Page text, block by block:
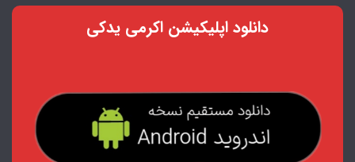
دانلود اپلیکیشن اکرمی یدکی